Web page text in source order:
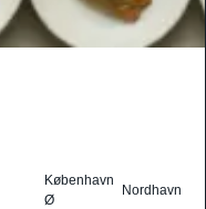
København
Ø
Nordhavn